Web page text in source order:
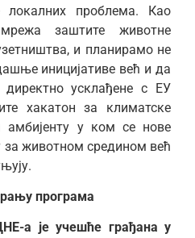
проблема. Као
заштите животне
и планирамо не
иницијативе већ и да
усклађене с ЕУ
хакатон за климатске
амбијенту у ком се нове
за животном средином већ
програма
а је учешће грађана у